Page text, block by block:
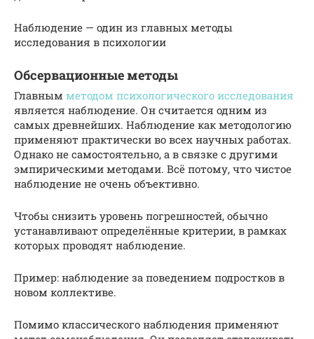
Наблюдение — один из главных методы
исследования в психологии
Обсервационные методы
Главным методом психологического исследования
является наблюдение. Он считается одним из
самых древнейших. Наблюдение как методологию
применяют практически во всех научных работах.
Однако не самостоятельно, а в связке с другими
эмпирическими методами. Всё потому, что чистое
наблюдение не очень объективно.
Чтобы снизить уровень погрешностей, обычно
устанавливают определённые критерии, в рамках
которых проводят наблюдение.
Пример: наблюдение за поведением подростков в
новом коллективе.
Помимо классического наблюдения применяют